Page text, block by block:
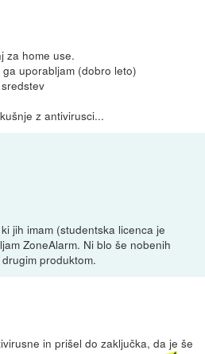
za home use.
uporabljam (dobro leto)
z antivirusci...
jih imam (studentska licenca je
ZoneAlarm. Ni blo še nobenih
produktom.
in prišel do zaključka, da je še